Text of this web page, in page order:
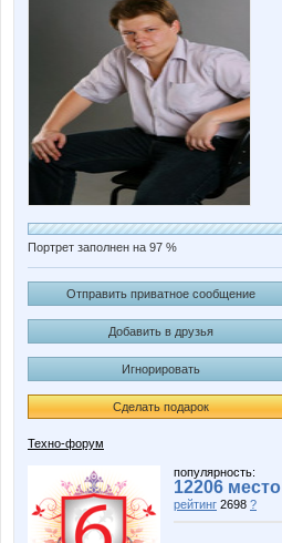
Портрет заполнен на 97 %
Отправить приватное сообщение
Добавить в друзья
Игнорировать
Сделать подарок
Техно-форум
популярность:
12206 место
рейтинг 2698 ?